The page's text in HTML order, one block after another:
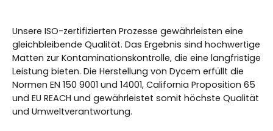
Unsere ISO-zertifizierten Prozesse gewährleisten eine
gleichbleibende Qualität. Das Ergebnis sind hochwertige
Matten zur Kontaminationskontrolle, die eine langfristige
Leistung bieten. Die Herstellung von Dycem erfüllt die
Normen EN 150 9001 und 14001, California Proposition 65
und EU REACH und gewährleistet somit höchste Qualität
und Umweltverantwortung.